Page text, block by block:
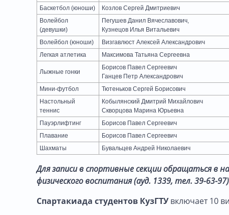
Баскетбол (юноши)
Козлов Сергей Дмитриевич
Волейбол
(девушки)
Пегушев Данил Вячеславович,
Кузнецов Илья Витальевич
Волейбол (юноши)
Визгавлюст Алексей Александрович
Легкая атлетика
Максимова Татьяна Сергеевна
Лыжные гонки
Борисов Павел Сергеевич
Ганцев Петр Александрович
Мини-футбол
Тютеньков Сергей Борисович
Настольный
теннис
Кобылянский Дмитрий Михайлович
Скворцова Марина Юрьевна
Пауэрлифтинг
Борисов Павел Сергеевич
Плавание
Борисов Павел Сергеевич
Шахматы
Бувальцев Андрей Николаевич
Для записи в спортивные секции обращаться в
физического воспитания (ауд. 1339, тел. 39-63-
Спартакиада студентов КузГТУвключает 10